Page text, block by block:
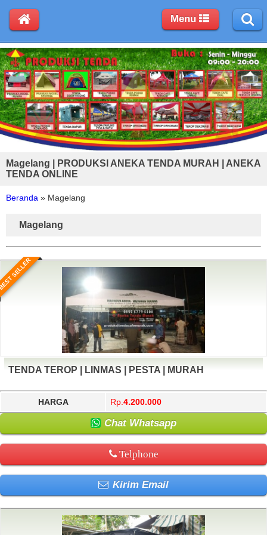
Magelang | PRODUKSI ANEKA TENDA MURAH | ANEKA
TENDA ONLINE
Beranda » Magelang
Magelang
SELLER
TENDA TEROP | LINMAS | PESTA | MURAH
HARGA Rp. 4.200.000
Chat Whatsapp
Telphone
Kirim Email
Menu